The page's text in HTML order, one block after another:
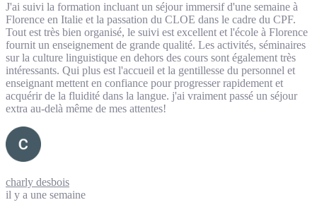
J'ai suivi la formation incluant un séjour immersif d'une semaine à
Florence en Italie et la passation du CLOE dans le cadre du CPF.
Tout est très bien organisé, le suivi est excellent et l'école à Florence
fournit un enseignement de grande qualité. Les activités, séminaires
sur la culture linguistique en dehors des cours sont également très
intéressants. Qui plus est l'accueil et la gentillesse du personnel et
enseignant mettent en confiance pour progresser rapidement et
acquérir de la fluidité dans la langue. j'ai vraiment passé un séjour
extra au-delà même de mes attentes!
charly desbois
il y a une semaine